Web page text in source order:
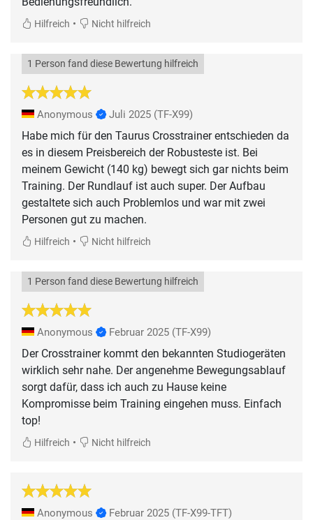
Hilfreich • Nicht hilfreich
1 Person fand diese Bewertung hilfreich
Anonymous Juli 2025 (TF-X99)
Habe mich für den Taurus Crosstrainer entschieden da
es in diesem Preisbereich der Robusteste ist. Bei
meinem Gewicht (140 kg) bewegt sich gar nichts beim
Training. Der Rundlauf ist auch super. Der Aufbau
gestaltete sich auch Problemlos und war mit zwei
Personen gut zu machen.
Hilfreich • Nicht hilfreich
1 Person fand diese Bewertung hilfreich
Anonymous Februar 2025 (TF-X99)
Der Crosstrainer kommt den bekannten Studiogeräten
wirklich sehr nahe. Der angenehme Bewegungsablauf
sorgt dafür, dass ich auch zu Hause keine
Kompromisse beim Training eingehen muss. Einfach
top!
Hilfreich • Nicht hilfreich
Anonymous Februar 2025 (TF-X99-TFT)